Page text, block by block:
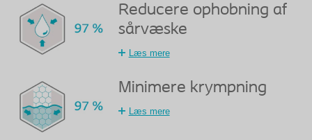
Reducere ophobning af
sårvæske
Læs mere
Minimere krympning
Læs mere